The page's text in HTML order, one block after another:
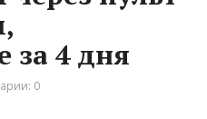
за 4 дня
0